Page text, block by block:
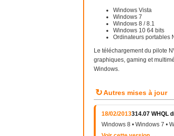
Windows Vista
Windows 7
Windows 8 / 8.1
Windows 10 64 bits
Ordinateurs portables
Le téléchargement du pilote
graphiques, gaming et
Windows.
↻Autres mises à jour
18/02/2013314.07 WHQL
Windows 8 • Windows 7 •